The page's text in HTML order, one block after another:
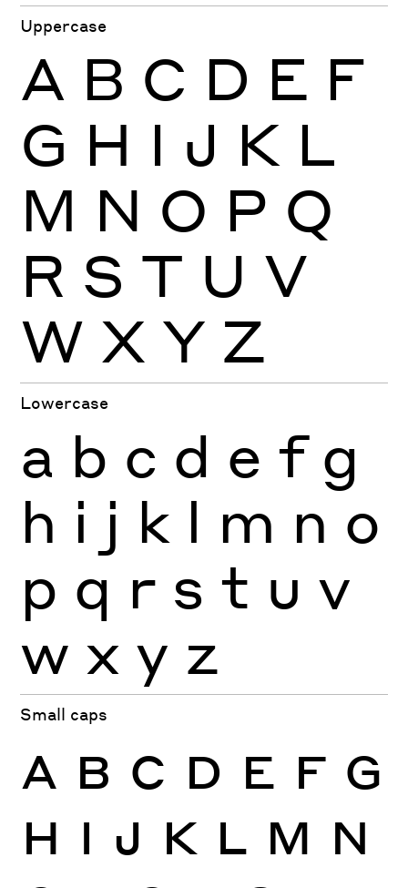
Uppercase
A B C D E F
G H I J K L
M N O P Q
R S T U V
W X Y Z
Lowercase
a b c d e f g
h i j k l m n o
p q r s t u v
w x y z
Small caps
A B C D E F G
H I J K L M N